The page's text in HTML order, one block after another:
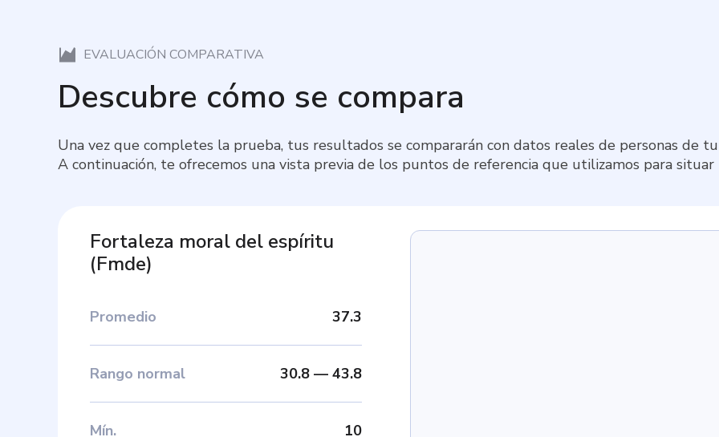
EVALUACIÓN COMPARATIVA
Descubre cómo se compara
Una vez que completes la prueba, tus resultados se compararán con datos reales de personas de tu
A continuación, te ofrecemos una vista previa de los puntos de referencia que utilizamos para
Fortaleza moral del espíritu
(Fmde)
Promedio 37.3
Rango normal 30.8 — 43.8
Mín. 10